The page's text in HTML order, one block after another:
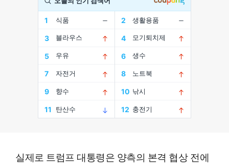
실제로 트럼프 대통령은 양측의 본격 협상 전에